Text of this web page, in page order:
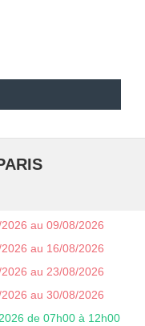
au 09/08/2026
au 16/08/2026
au 23/08/2026
au 30/08/2026
de 07h00 à 12h00